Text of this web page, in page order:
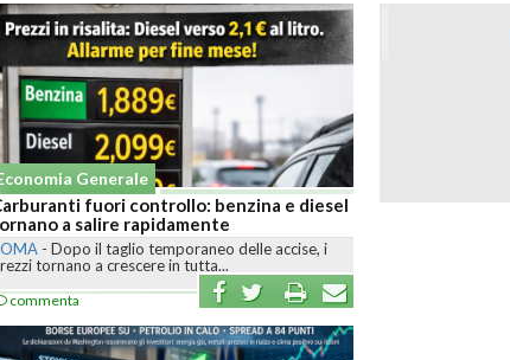
Generale
fuori controllo: benzina e diesel
a salire rapidamente
- Dopo il taglio temporaneo delle accise, i
tornano a crescere in tutta...
commenta